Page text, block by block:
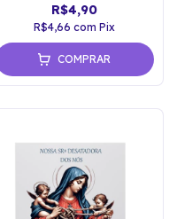
R$4,90
R$4,66com Pix
COMPRAR